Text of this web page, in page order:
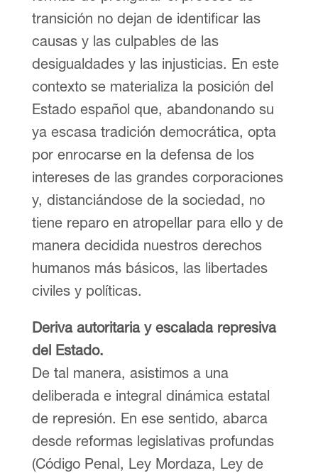
transición no dejan de identificar las
causas y las culpables de las
desigualdades y las injusticias. En este
contexto se materializa la posición del
Estado español que, abandonando su
ya escasa tradición democrática, opta
por enrocarse en la defensa de los
intereses de las grandes corporaciones
y, distanciándose de la sociedad, no
tiene reparo en atropellar para ello y de
manera decidida nuestros derechos
humanos más básicos, las libertades
civiles y políticas.
Deriva autoritaria y escalada represiva
del Estado.
De tal manera, asistimos a una
deliberada e integral dinámica estatal
de represión. En ese sentido, abarca
desde reformas legislativas profundas
(Código Penal, Ley Mordaza, Ley de